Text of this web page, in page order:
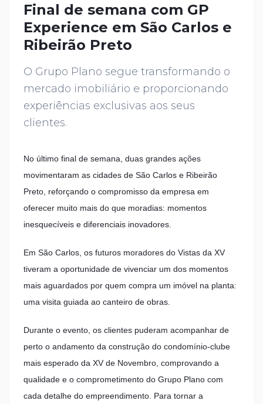
Final de semana com GP
Experience em São Carlos e
Ribeirão Preto
O Grupo Plano segue transformando o
mercado imobiliário e proporcionando
experiências exclusivas aos seus
clientes.
No último final de semana, duas grandes ações
movimentaram as cidades de São Carlos e Ribeirão
Preto, reforçando o compromisso da empresa em
oferecer muito mais do que moradias: momentos
inesquecíveis e diferenciais inovadores.
Em São Carlos, os futuros moradores do Vistas da XV
tiveram a oportunidade de vivenciar um dos momentos
mais aguardados por quem compra um imóvel na planta:
uma visita guiada ao canteiro de obras.
Durante o evento, os clientes puderam acompanhar de
perto o andamento da construção do condomínio-clube
mais esperado da XV de Novembro, comprovando a
qualidade e o comprometimento do Grupo Plano com
cada detalhe do empreendimento. Para tornar a